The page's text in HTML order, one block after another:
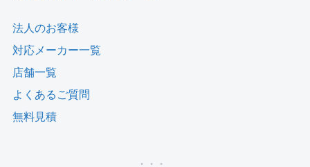
法人のお客様
対応メーカー一覧
店舗一覧
よくあるご質問
無料見積